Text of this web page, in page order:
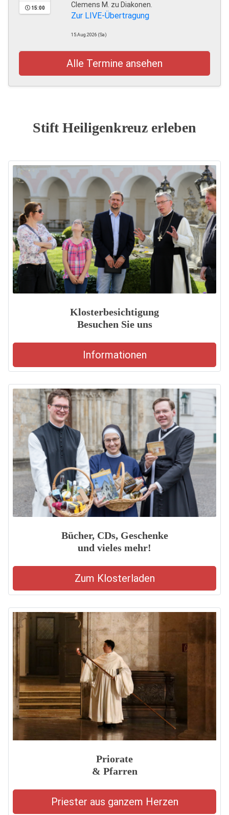
15:00
Clemens M. zu Diakonen.
Zur LIVE-Übertragung
15.Aug.2026 (Sa)
Alle Termine ansehen
Stift Heiligenkreuz erleben
Klosterbesichtigung
Besuchen Sie uns
Informationen
Bücher, CDs, Geschenke
und vieles mehr!
Zum Klosterladen
Priorate
& Pfarren
Priester aus ganzem Herzen